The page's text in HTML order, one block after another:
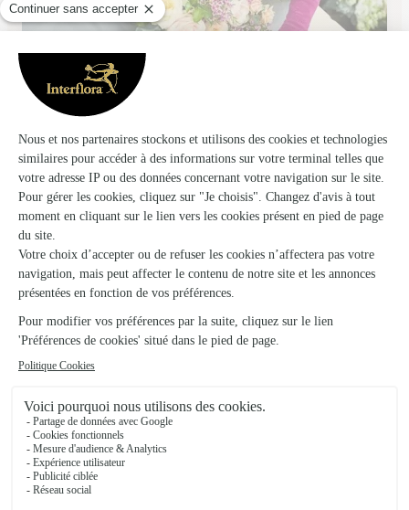
Au Bouquet, Philippe Blain
Mauvezin
★★4.9 (49)
10, rue de la République
Voir la boutique
Ils ont fait livrer des fleurs ou une plante à
Lartigue
★
Très bien
Bel arrangement
07/05/2026